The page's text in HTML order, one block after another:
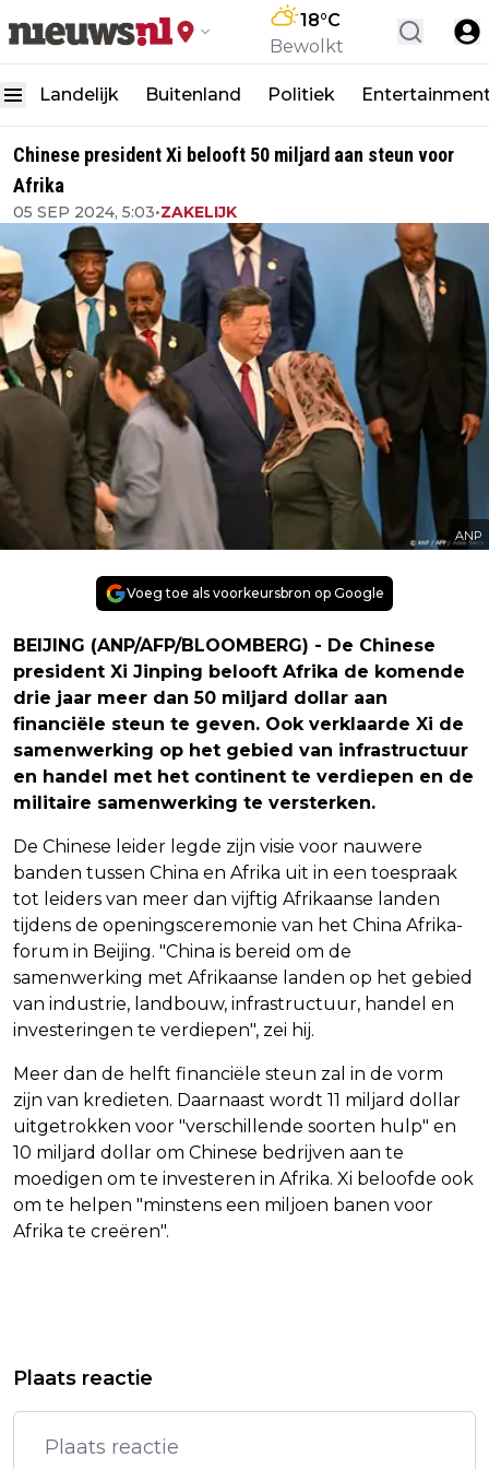
18°C
Bewolkt
Landelijk Buitenland Politiek
Chinese president Xi belooft 50 miljard aan steun voor
Afrika
05 SEP 2024, 5:03•ZAKELIJK
ANP
Voeg toe als voorkeursbron op Google
BEIJING (ANP/AFP/BLOOMBERG) - De Chinese
president Xi Jinping belooft Afrika de komende
drie jaar meer dan 50 miljard dollar aan
financiële steun te geven. Ook verklaarde Xi de
samenwerking op het gebied van infrastructuur
en handel met het continent te verdiepen en de
militaire samenwerking te versterken.
De Chinese leider legde zijn visie voor nauwere
banden tussen China en Afrika uit in een toespraak
tot leiders van meer dan vijftig Afrikaanse landen
tijdens de openingsceremonie van het China Afrika-
forum in Beijing. "China is bereid om de
samenwerking met Afrikaanse landen op het gebied
van industrie, landbouw, infrastructuur, handel en
investeringen te verdiepen", zei hij.
Meer dan de helft financiële steun zal in de vorm
zijn van kredieten. Daarnaast wordt 11 miljard dollar
uitgetrokken voor "verschillende soorten hulp" en
10 miljard dollar om Chinese bedrijven aan te
moedigen om te investeren in Afrika. Xi beloofde ook
om te helpen "minstens een miljoen banen voor
Afrika te creëren".
TEN KOSTE VAN MEDVEDEV
CHINESE PRESIDENT XI BELOOFT 50
MILJARD AAN STEUN VOOR AFRIKA
Plaats reactie